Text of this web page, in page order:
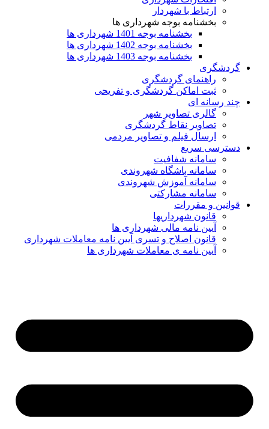
ارتباط با شهردار
بخشنامه بوجه شهرداری ها
بخشنامه بوجه 1401 شهرداری ها
بخشنامه بوجه 1402 شهرداری ها
بخشنامه بوجه 1403 شهرداری ها
گردشگری
راهنمای گردشگری
ثبت اماکن گردشگری و تفریحی
چند رسانه ای
گالری تصاویر شهر
تصاویر نقاط گردشگری
ارسال فیلم و تصاویر مردمی
دسترسی سریع
سامانه شفافیت
سامانه باشگاه شهروندی
سامانه آموزش شهروندی
سامانه مشارکتی
قوانین و مقررات
قانون شهرداریها
آیین نامه مالی شهرداری ها
قانون اصلاح و تسری آیین نامه معاملات شهرداری
آیین نامه ی معاملات شهرداری ها